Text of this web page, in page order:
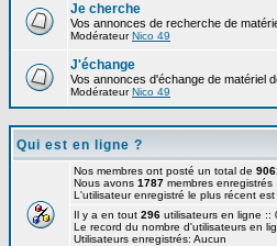
Je cherche
Vos annonces de recherche de
ModérateurNico 49
J'échange
Vos annonces d'échange de matériel
ModérateurNico 49
Qui est en ligne ?
Nos membres ont posté un total de
Nous avons 1787 membres enregistrés
L'utilisateur enregistré le plus récent est
Il y a en tout 296 utilisateurs en ligne
Le record du nombre d'utilisateurs en
Utilisateurs enregistrés: Aucun